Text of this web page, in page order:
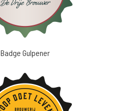
Badge Gulpener